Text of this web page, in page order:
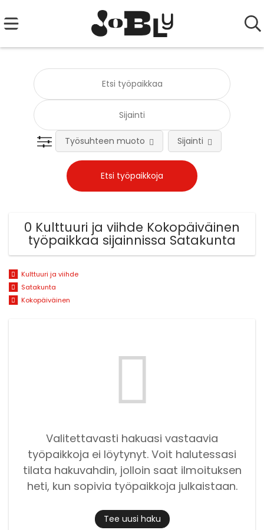
Työsuhteen muoto Sijainti
0 Kulttuuri ja viihde Kokopäiväinen
työpaikkaa sijainnissa Satakunta
Kulttuuri ja viihde
Satakunta
Kokopäiväinen
Valitettavasti hakuasi vastaavia
työpaikkoja ei löytynyt. Voit halutessasi
tilata hakuvahdin, jolloin saat ilmoituksen
heti, kun sopivia työpaikkoja julkaistaan.
Tee uusi haku